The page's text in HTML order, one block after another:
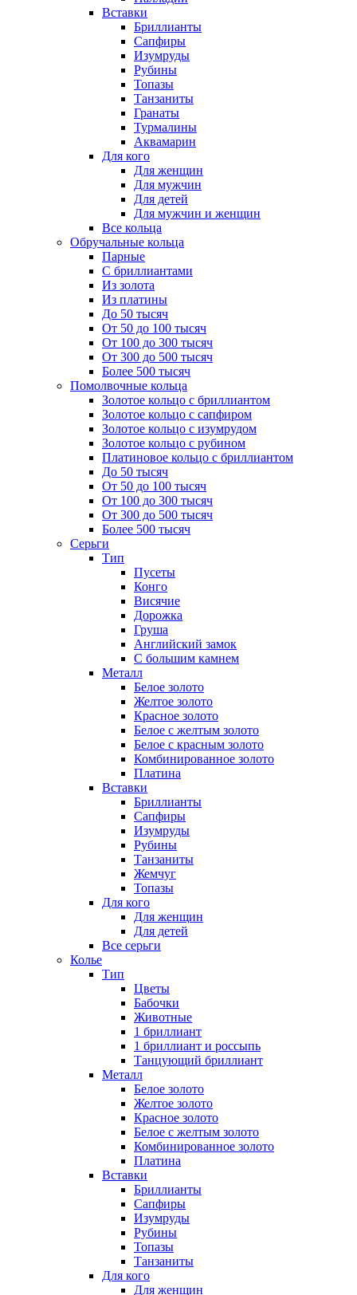
Вставки
Бриллианты
Сапфиры
Изумруды
Рубины
Топазы
Танзаниты
Гранаты
Турмалины
Аквамарин
Для кого
Для женщин
Для мужчин
Для детей
Для мужчин и женщин
Все кольца
Обручальные кольца
Парные
С бриллиантами
Из золота
Из платины
До 50 тысяч
От 50 до 100 тысяч
От 100 до 300 тысяч
От 300 до 500 тысяч
Более 500 тысяч
Помолвочные кольца
Золотое кольцо с бриллиантом
Золотое кольцо с сапфиром
Золотое кольцо с изумрудом
Золотое кольцо с рубином
Платиновое кольцо с бриллиантом
До 50 тысяч
От 50 до 100 тысяч
От 100 до 300 тысяч
От 300 до 500 тысяч
Более 500 тысяч
Серьги
Тип
Пусеты
Конго
Висячие
Дорожка
Груша
Английский замок
С большим камнем
Металл
Белое золото
Желтое золото
Красное золото
Белое с желтым золото
Белое с красным золото
Комбинированное золото
Платина
Вставки
Бриллианты
Сапфиры
Изумруды
Рубины
Танзаниты
Жемчуг
Топазы
Для кого
Для женщин
Для детей
Все серьги
Колье
Тип
Цветы
Бабочки
Животные
1 бриллиант
1 бриллиант и россыпь
Танцующий бриллиант
Металл
Белое золото
Желтое золото
Красное золото
Белое с желтым золото
Комбинированное золото
Платина
Вставки
Бриллианты
Сапфиры
Изумруды
Рубины
Топазы
Танзаниты
Для кого
Для женщин